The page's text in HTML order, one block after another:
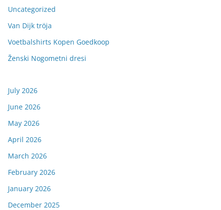
Uncategorized
Van Dijk tröja
Voetbalshirts Kopen Goedkoop
Ženski Nogometni dresi
July 2026
June 2026
May 2026
April 2026
March 2026
February 2026
January 2026
December 2025